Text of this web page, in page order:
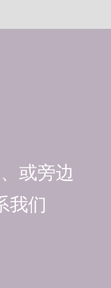
或旁边
我们